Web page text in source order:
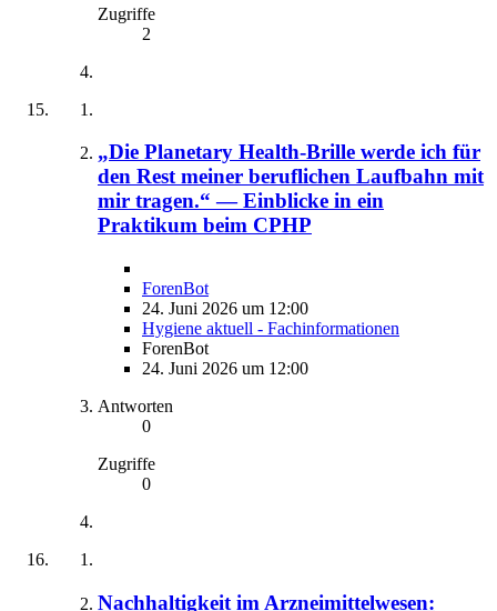
Zugriffe
2
„Die Planetary Health-Brille werde ich für
den Rest meiner beruflichen Laufbahn mit
mir tragen.“ — Einblicke in ein
Praktikum beim CPHP
ForenBot
24. Juni 2026 um 12:00
Hygiene aktuell - Fachinformationen
ForenBot
24. Juni 2026 um 12:00
Antworten
0
Zugriffe
0
Nachhaltigkeit im Arzneimittelwesen: